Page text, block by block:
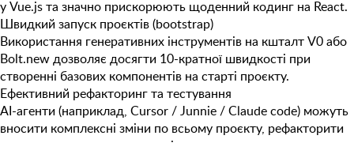
у Vue.js та значно прискорюють щоденний кодинг на React.
Швидкий запуск проєктів (bootstrap)
Використання генеративних інструментів на кшталтV0або
Bolt.newдозволяє досягти 10-кратної швидкості при
створенні базових компонентів на старті проєкту.
Ефективний рефакторинг та тестування
AI-агенти (наприклад, Cursor / Junnie / Claude code) можуть
вносити комплексні зміни по всьому проєкту, рефакторити